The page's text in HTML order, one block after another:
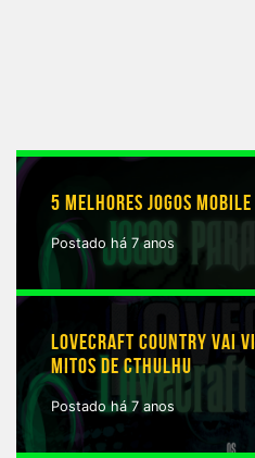
5 MELHORES JOGOS
Postado há 7 anos
LOVECRAFT COUNTRY VAI
MITOS DE CTHULHU
Postado há 7 anos